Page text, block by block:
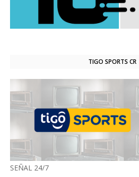
TIGO SPORTS CR
SEÑAL 24/7